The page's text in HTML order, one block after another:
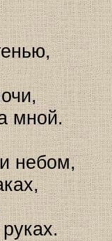
мной.
небом,